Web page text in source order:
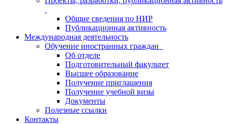
Общие сведения по НИР
Публикационная активность
Международная деятельность
Обучение иностранных граждан
Об отделе
Подготовительный факультет
Высшее образование
Получение приглашения
Получение учебной визы
Документы
Полезные ссылки
Контакты